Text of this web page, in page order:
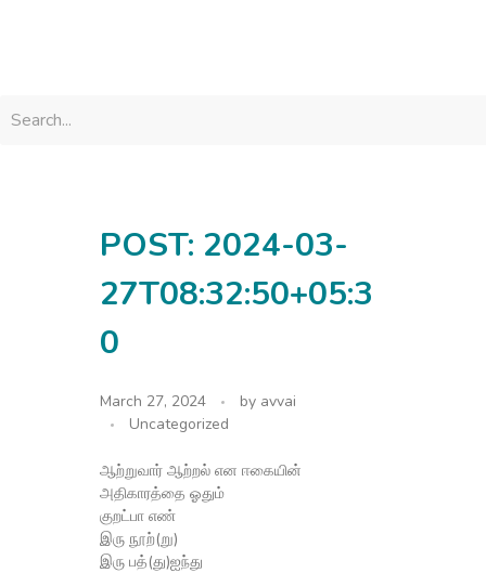
POST: 2024-03-
27T08:32:50+05:3
0
March 27, 2024 by avvai
Uncategorized
ஆற்றுவார் ஆற்றல் என ஈகையின்
அதிகாரத்தை ஓதும்
குறட்பா எண்
இரு நூற்(று)
இரு பத்(து)ஐந்து